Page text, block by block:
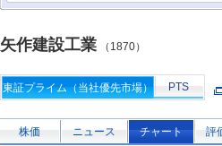
矢作建設工業 （1870）
東証プライム（当社優先市場） PTS
株価 ニュース チャート 評